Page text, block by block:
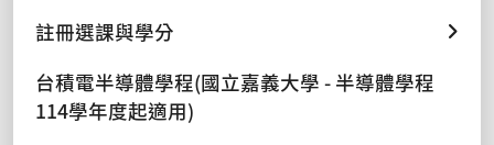
註冊選課與學分
台積電半導體學程(國立嘉義大學 - 半導體學程
114學年度起適用)